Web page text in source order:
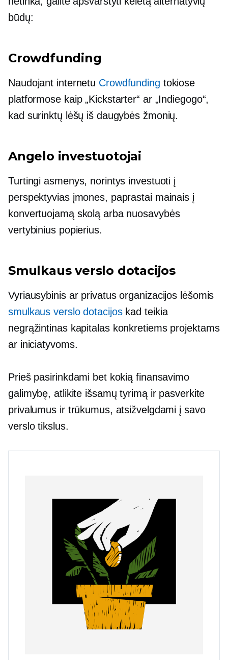
būdų:
Crowdfunding
Naudojant internetu Crowdfunding tokiose
platformose kaip „Kickstarter“ ar „Indiegogo“,
kad surinktų lėšų iš daugybės žmonių.
Angelo investuotojai
Turtingi asmenys, norintys investuoti į
perspektyvias įmones, paprastai mainais į
konvertuojamą skolą arba nuosavybės
vertybinius popierius.
Smulkaus verslo dotacijos
Vyriausybinis ar privatusorganizacijos lėšomis
smulkaus verslo dotacijoskad teikia
negrąžintinaskapitalas konkretiems projektams
ar iniciatyvoms.
Prieš pasirinkdami bet kokią finansavimo
galimybę, atlikite išsamų tyrimą ir pasverkite
privalumus ir trūkumus, atsižvelgdami į savo
verslo tikslus.